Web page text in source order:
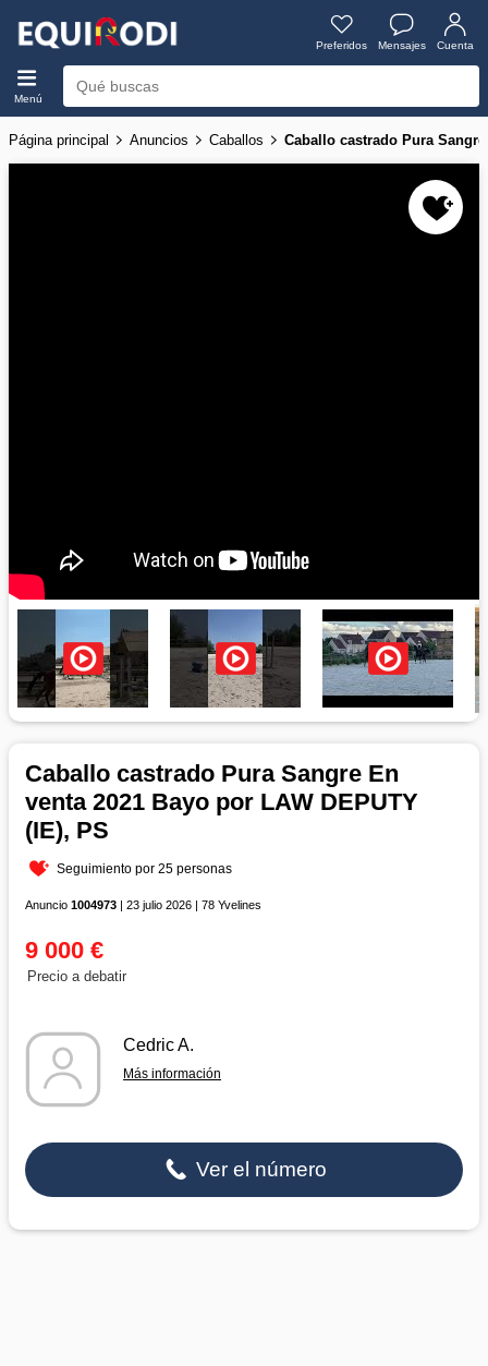
Preferidos Mensajes Cuenta
Menú
Página principal Anuncios Caballos Caballo castrado Pura
Caballo castrado Pura Sangre En
venta 2021 Bayo por LAW DEPUTY
(IE), PS
Seguimiento por 25 personas
Anuncio 1004973 | 23 julio 2026 | 78 Yvelines
9 000 €
Precio a debatir
Cedric A.
Más información
Ver el número